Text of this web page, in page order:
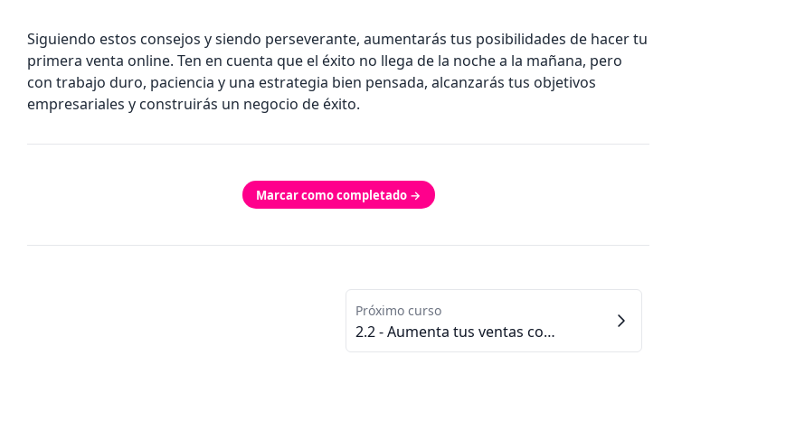
Siguiendo estos consejos y siendo perseverante, aumentarás tus posibilidades de hacer tu
primera venta online. Ten en cuenta que el éxito no llega de la noche a la mañana, pero
con trabajo duro, paciencia y una estrategia bien pensada, alcanzarás tus objetivos
empresariales y construirás un negocio de éxito.
Marcar como completado →
Próximo curso
2.2 - Aumenta tus ventas con publicidad